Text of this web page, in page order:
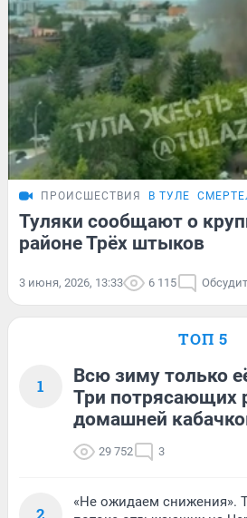
ПРОИСШЕСТВИЯ В ТУЛЕ
Туляки сообщают о
районе Трёх штыков
3 июня, 2026, 13:33 6 115
ТОП 5
1
Всю зиму только
Три потрясающих
домашней
29 752 3
«Не ожидаем снижения».